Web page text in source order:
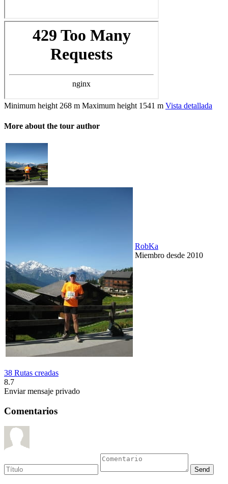
Minimum height 268 m Maximum height 1541 m Vista detallada
More about the tour author
RobKa
Miembro desde 2010
38 Rutas creadas
8.7
Enviar mensaje privado
Comentarios